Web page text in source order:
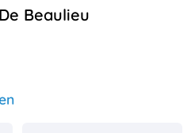
Beaulieu